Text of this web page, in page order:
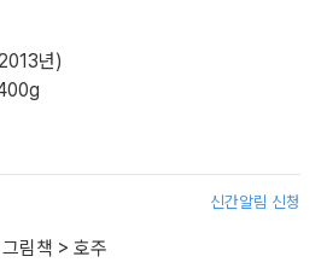
년)
신간알림 신청
그림책 > 호주